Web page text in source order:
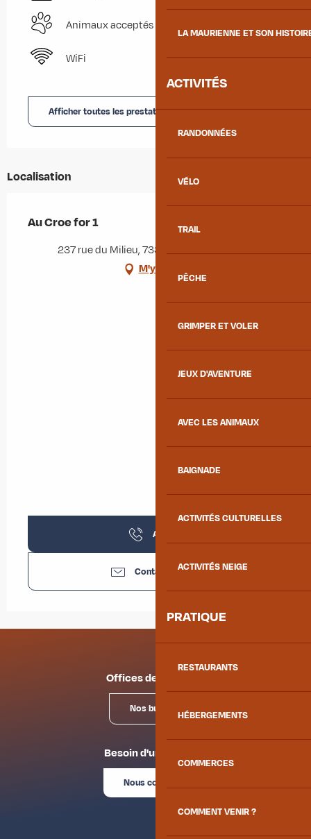
LA MAURIENNE ET SON
ACTIVITÉS
RANDONNÉES
VÉLO
TRAIL
PÊCHE
GRIMPER ET VOLER
JEUX D'AVENTURE
AVEC LES ANIMAUX
BAIGNADE
ACTIVITÉS CULTURELLES
ACTIVITÉS NEIGE
PRATIQUE
RESTAURANTS
HÉBERGEMENTS
COMMERCES
COMMENT VENIR ?
Animaux acceptés
WiFi
Afficher toutes les prestations
Localisation
Au Croe for 1
237 rue du Milieu, 73300 Albiez-Montrond
M'y rendre
Appeler
Contactez-nous
Offices de tourisme
Nos bureaux
Besoin d'un conseil ?
Nous contacter